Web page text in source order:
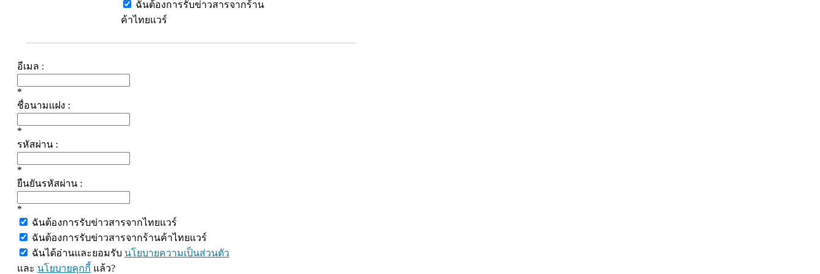
ฉันต้องการรับข่าวสารจากร้าน
ค้าไทยแวร์
อีเมล :
*
ชื่อนามแฝง :
*
รหัสผ่าน :
*
ยืนยันรหัสผ่าน :
*
ฉันต้องการรับข่าวสารจากไทยแวร์
ฉันต้องการรับข่าวสารจากร้านค้าไทยแวร์
ฉันได้อ่านและยอมรับ นโยบายความเป็นส่วนตัว
และ นโยบายคุกกี้ แล้ว?